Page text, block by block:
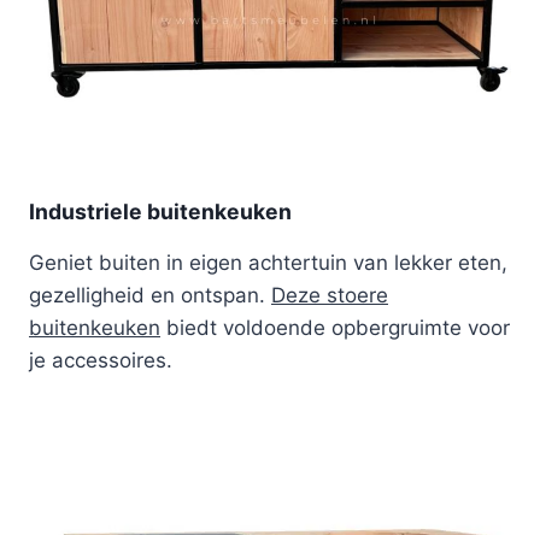
Industriele buitenkeuken
Geniet buiten in eigen achtertuin van lekker eten,
gezelligheid en ontspan. Deze stoere
buitenkeuken biedt voldoende opbergruimte voor
je accessoires.